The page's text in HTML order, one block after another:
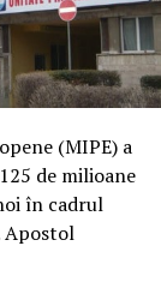
(MIPE) a
de milioane
în cadrul
Apostol